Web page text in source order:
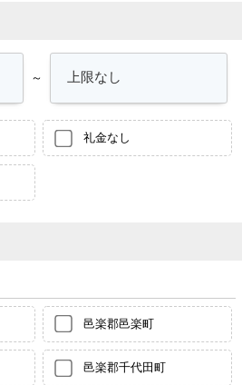
～
礼金なし
邑楽郡邑楽町
邑楽郡千代田町